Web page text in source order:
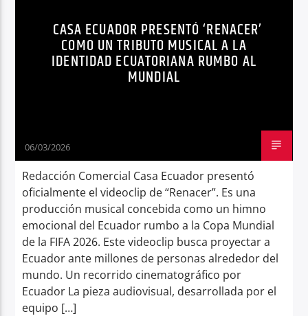
Radio holaCASA ECUADOR PRESENTÓ ‘RENACER’
COMO UN TRIBUTO MUSICAL A LA
IDENTIDAD ECUATORIANA RUMBO AL
MUNDIAL
06/03/2026
Redacción Comercial Casa Ecuador presentó
oficialmente el videoclip de “Renacer”. Es una
producción musical concebida como un himno
emocional del Ecuador rumbo a la Copa Mundial
de la FIFA 2026. Este videoclip busca proyectar a
Ecuador ante millones de personas alrededor del
mundo. Un recorrido cinematográfico por
Ecuador La pieza audiovisual, desarrollada por el
equipo […]